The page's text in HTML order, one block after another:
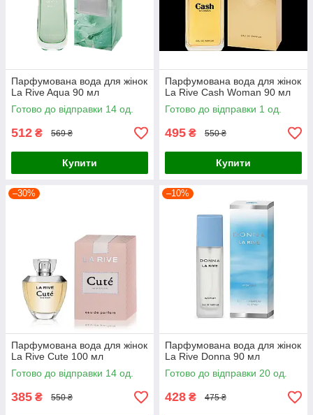
Парфумована вода для жінок
La Rive Aqua 90 мл
Готово до відправки 14 од.
512 ₴ 569 ₴
Купити
Парфумована вода для жінок
La Rive Cash Woman 90 мл
Готово до відправки 1 од.
495 ₴ 550 ₴
Купити
–30%
Парфумована вода для жінок
La Rive Cute 100 мл
Готово до відправки 14 од.
385 ₴ 550 ₴
–10%
Парфумована вода для жінок
La Rive Donna 90 мл
Готово до відправки 20 од.
428 ₴ 475 ₴